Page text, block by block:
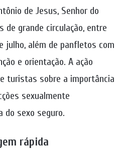
de Jesus, Senhor do
de grande circulação, entre
julho, além de panfletos com
e orientação. A ação
turistas sobre a importância
sexualmente
do sexo seguro.
rápida